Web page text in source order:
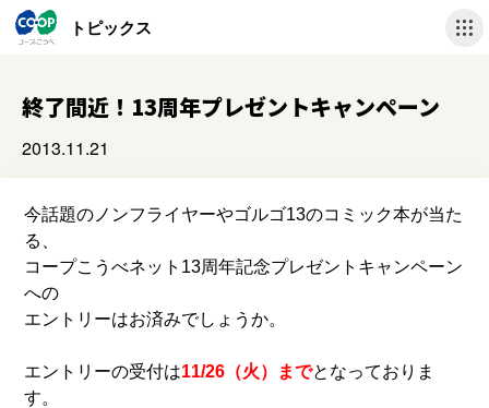
トピックス
終了間近！13周年プレゼントキャンペーン
2013.11.21
今話題のノンフライヤーやゴルゴ13のコミック本が当た
る、
コープこうべネット13周年記念プレゼントキャンペーン
への
エントリーはお済みでしょうか。
エントリーの受付は11/26（火）までとなっておりま
す。